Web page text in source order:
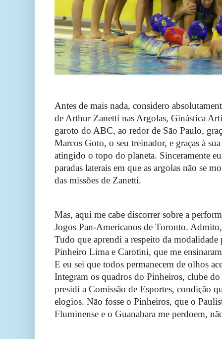
Antes de mais nada, considero
de Arthur Zanetti nas Argolas, Ginástica
garoto do ABC, ao redor de São Paulo,
Marcos Goto, o seu treinador, e graças à
atingido o topo do planeta. Sinceramente
paradas laterais em que as argolas não se
das missões de Zanetti.
Mas, aqui me cabe discorrer sobre a
Jogos Pan-Americanos de Toronto.
Tudo que aprendi a respeito da
Pinheiro Lima e Carotini, que me
E eu sei que todos permanecem de olhos
Integram os quadros do Pinheiros, clube
presidi a Comissão de Esportes, condição
elogios. Não fosse o Pinheiros, que o
Fluminense e o Guanabara me perdoem,